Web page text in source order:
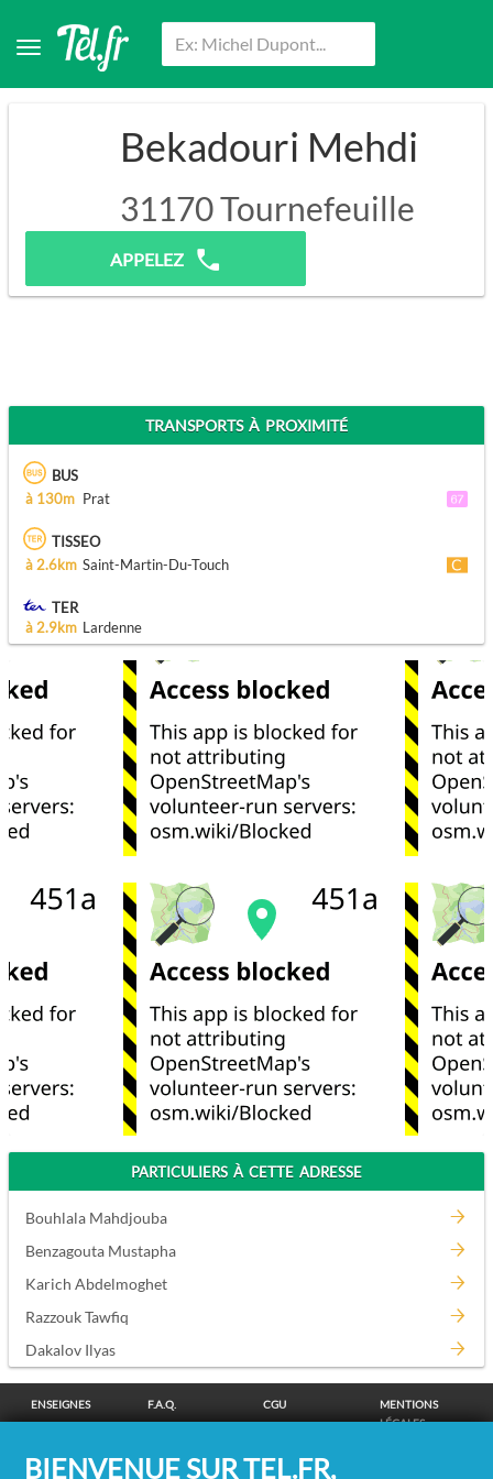
Bekadouri Mehdi
31170Tournefeuille
Pas de prospection.
APPELEZ
TRANSPORTS À PROXIMITÉ
BUS
à 130m Prat
TISSEO
à 2.6km Saint-Martin-Du-Touch
TER
à 2.9km Lardenne
PARTICULIERS À CETTE ADRESSE
Bouhlala Mahdjouba
Benzagouta Mustapha
Karich Abdelmoghet
Razzouk Tawfiq
Dakalov Ilyas
ENSEIGNES F.A.Q. CGU
MENTIONS
LÉGALES
CONFIDENTIALITÉ
COOKIES
CHOIX
BIENVENUE SUR TEL.FR,